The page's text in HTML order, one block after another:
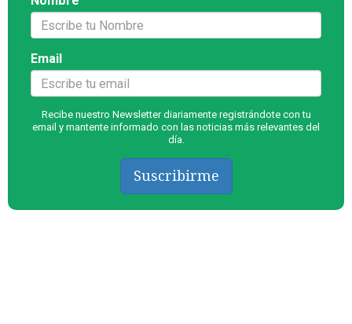
Email
Recibe nuestro Newsletter diariamente registrándote con tu
email y mantente informado con las noticias más relevantes del
día.
Suscribirme